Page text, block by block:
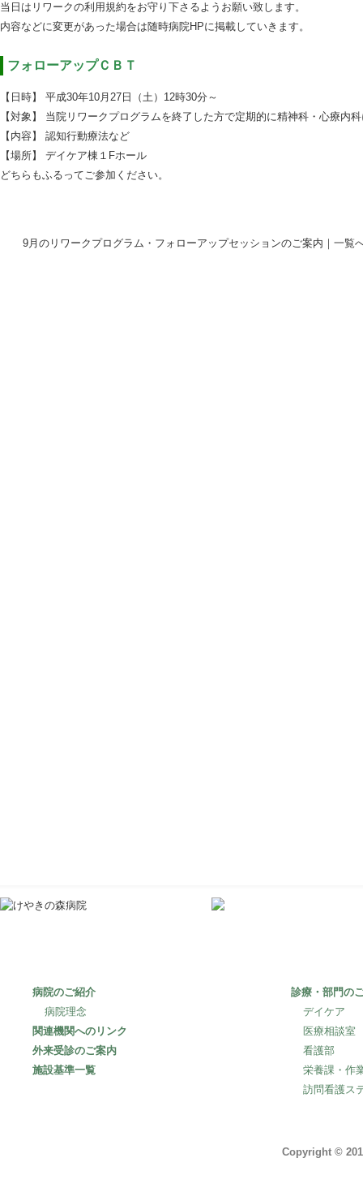
当日はリワークの利用規約をお守り下さるようお願い致します。
内容などに変更があった場合は随時病院HPに掲載していきます。
フォローアップＣＢＴ
【日時】 平成30年10月27日（土）12時30分～
【対象】 当院リワークプログラムを終了した方で定期的に精神科・心療内
【内容】 認知行動療法など
【場所】 デイケア棟１Fホール
どちらもふるってご参加ください。
9月のリワークプログラム・フォローアップセッションのご案内 ｜ 一覧
病院のご紹介
病院理念
関連機関へのリンク
外来受診のご案内
施設基準一覧
診療・部門の
デイケア
医療相談室
看護部
栄養課・作
訪問看護ス
Copyright ©